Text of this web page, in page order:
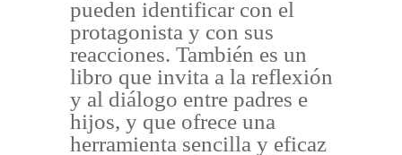
pueden identificar con el
protagonista y con sus
reacciones. También es un
libro que invita a la reflexión
y al diálogo entre padres e
hijos, y que ofrece una
herramienta sencilla y eficaz